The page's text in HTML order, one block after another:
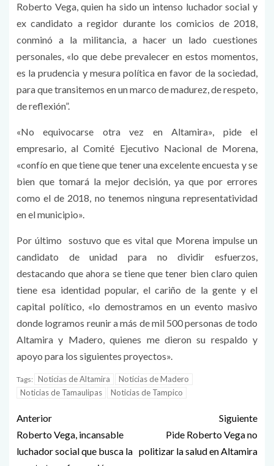
Roberto Vega, quien ha sido un intenso luchador social y
ex candidato a regidor durante los comicios de 2018,
conminó a la militancia, a hacer un lado cuestiones
personales, «lo que debe prevalecer en estos momentos,
es la prudencia y mesura política en favor de la sociedad,
para que transitemos en un marco de madurez, de respeto,
de reflexión”.
«No equivocarse otra vez en Altamira», pide el
empresario, al Comité Ejecutivo Nacional de Morena,
«confío en que tiene que tener una excelente encuesta y se
bien que tomará la mejor decisión, ya que por errores
como el de 2018, no tenemos ninguna representatividad
en el municipio».
Por último sostuvo que es vital que Morena impulse un
candidato de unidad para no dividir esfuerzos,
destacando que ahora se tiene que tener bien claro quien
tiene esa identidad popular, el cariño de la gente y el
capital político, «lo demostramos en un evento masivo
donde logramos reunir a más de mil 500 personas de todo
Altamira y Madero, quienes me dieron su respaldo y
apoyo para los siguientes proyectos».
Tags: Noticias de Altamira
Noticias de Madero
Noticias de Tamaulipas
Noticias de Tampico
Anterior
Roberto Vega, incansable
luchador social que busca la
Siguiente
Pide Roberto Vega no
politizar la salud en Altamira